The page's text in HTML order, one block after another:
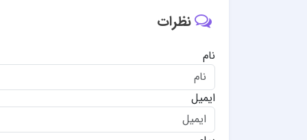
نظرات
نام
ایمیل